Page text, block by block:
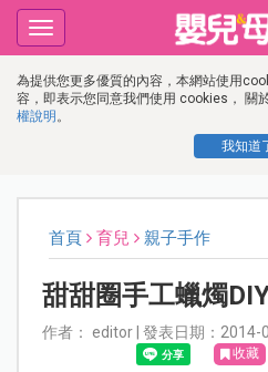
為提供您更多優質的內容，本網站使用
容，即表示您同意我們使用 cookies， 關
權說明 。
我知道
Toggle
navigation
首頁 育兒 親子手作
甜甜圈手工蠟燭
作者： editor | 發表日期：2014-
收藏